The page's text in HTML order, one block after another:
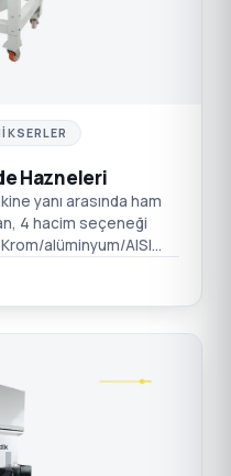
Hazneleri
yanı arasında ham
4 hacim seçeneği
alüminyum/AISI